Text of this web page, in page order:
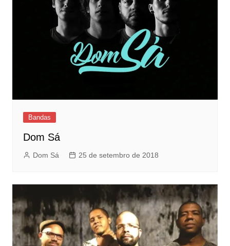
Bandas
Dom Sá
Dom Sá 25 de setembro de 2018